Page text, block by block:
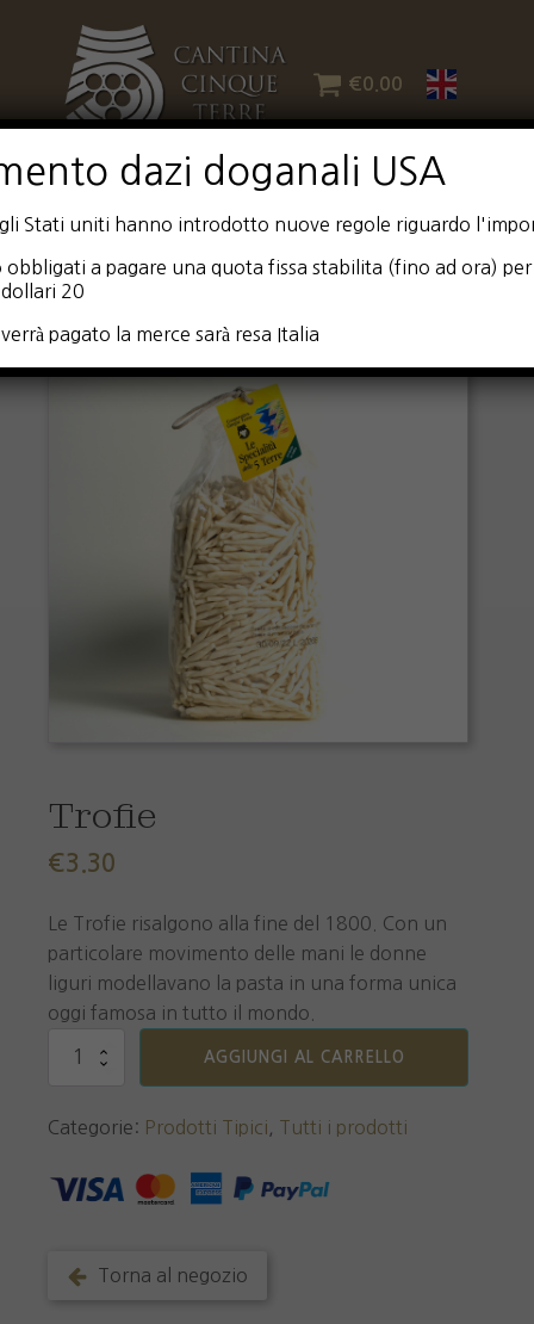
€0.00
Trofie
€3.30
Le Trofie risalgono alla fine del 1800. Con un
particolare movimento delle mani le donne
liguri modellavano la pasta in una forma unica
oggi famosa in tutto il mondo.
Trofie
AGGIUNGI AL CARRELLO
Categorie: Prodotti Tipici Tutti i prodotti
Torna al negozio
dazi doganali USA
Stati uniti hanno introdotto nuove regole riguardo
obbligati a pagare una quota fissa stabilita (fino ad ora)
20
pagato la merce sarà resa Italia